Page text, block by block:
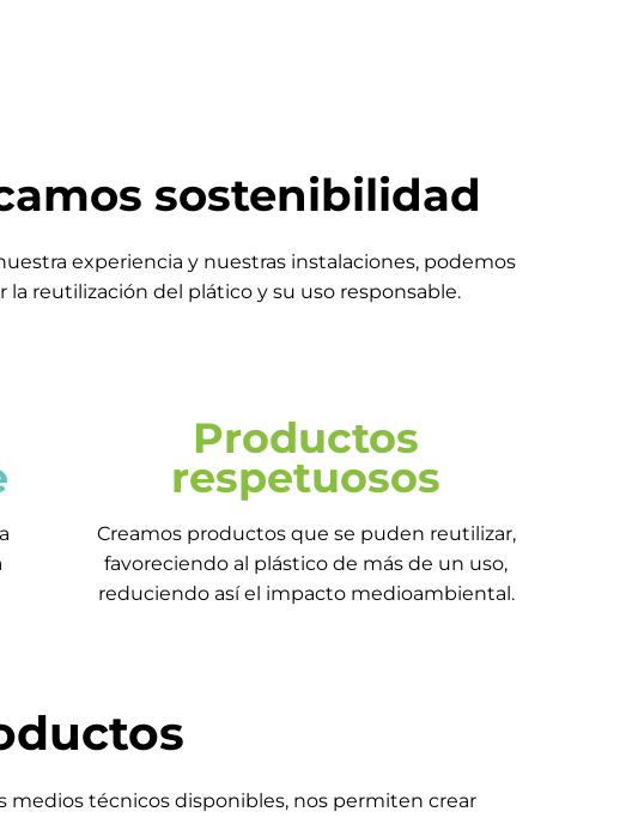
sostenibilidad
experiencia y nuestras instalaciones, podemos
reutilización del plático y su uso responsable.
Productos
respetuosos
Creamos productos que se puden reutilizar,
favoreciendo al plástico de más de un uso,
reduciendo así el impacto medioambiental.
medios técnicos disponibles, nos permiten crear